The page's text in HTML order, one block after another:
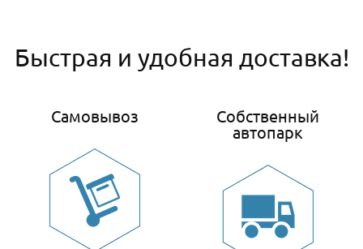
Быстрая и удобная доставка!
Самовывоз
Собственный
автопарк